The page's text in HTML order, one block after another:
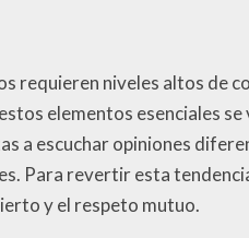
requieren niveles altos de
elementos esenciales
a escuchar opiniones
Para revertir esta
y el respeto mutuo.